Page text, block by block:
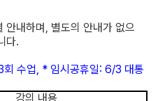
안내하며, 별도의 안내가 없으
다.
회 수업, * 임시공휴일: 6/3 대통
강의 내용